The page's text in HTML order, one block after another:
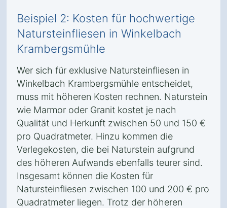
Beispiel 2: Kosten für hochwertige
Natursteinfliesen in Winkelbach
Krambergsmühle
Wer sich für exklusive Natursteinfliesen in
Winkelbach Krambergsmühle entscheidet,
muss mit höheren Kosten rechnen. Naturstein
wie Marmor oder Granit kostet je nach
Qualität und Herkunft zwischen 50 und 150 €
pro Quadratmeter. Hinzu kommen die
Verlegekosten, die bei Naturstein aufgrund
des höheren Aufwands ebenfalls teurer sind.
Insgesamt können die Kosten für
Natursteinfliesen zwischen 100 und 200 € pro
Quadratmeter liegen. Trotz der höheren